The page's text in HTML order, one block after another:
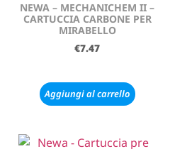
NEWA – MECHANICHEM II –
CARTUCCIA CARBONE PER
MIRABELLO
€7.47
Aggiungi al carrello